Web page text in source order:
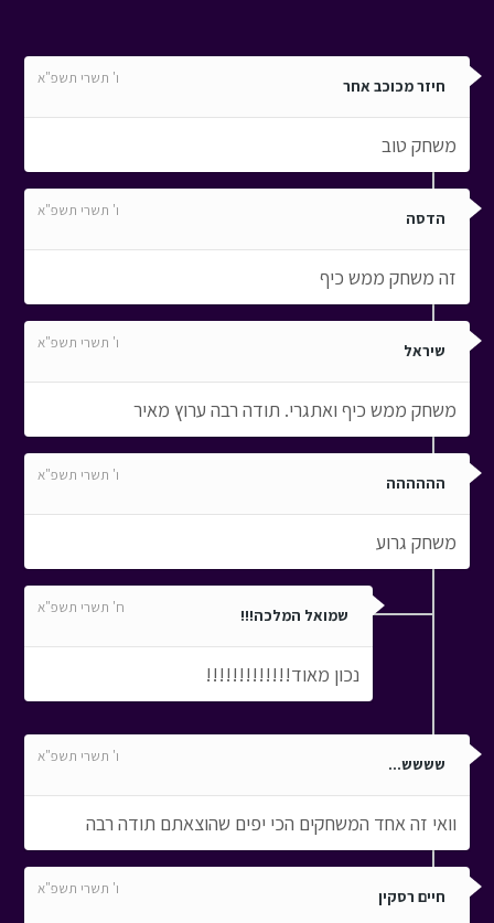
חיזר מכוכב אחר ו' תשרי תשפ"א
משחק טוב
הדסה ו' תשרי תשפ"א
זה משחק ממש כיף
שיראל ו' תשרי תשפ"א
משחק ממש כיף ואתגרי. תודה רבה ערוץ מאיר
הההההה ו' תשרי תשפ"א
משחק גרוע
שמואל המלכה!!! ח' תשרי תשפ"א
נכון מאוד!!!!!!!!!!!!!
שששש... ו' תשרי תשפ"א
וואי זה אחד המשחקים הכי יפים שהוצאתם תודה רבה
חיים רסקין ו' תשרי תשפ"א